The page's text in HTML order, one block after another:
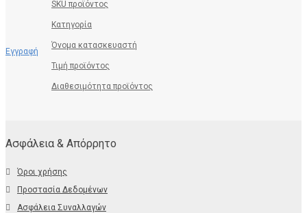
SKU προϊόντος
Κατηγορία
Όνομα κατασκευαστή
Τιμή προϊόντος
Διαθεσιμότητα προϊόντος
Εγγραφή
Ασφάλεια & Απόρρητο
Όροι χρήσης
Προστασία Δεδομένων
Ασφάλεια Συναλλαγών